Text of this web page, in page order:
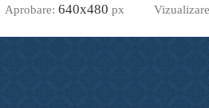
Aprobare: 640х480 px